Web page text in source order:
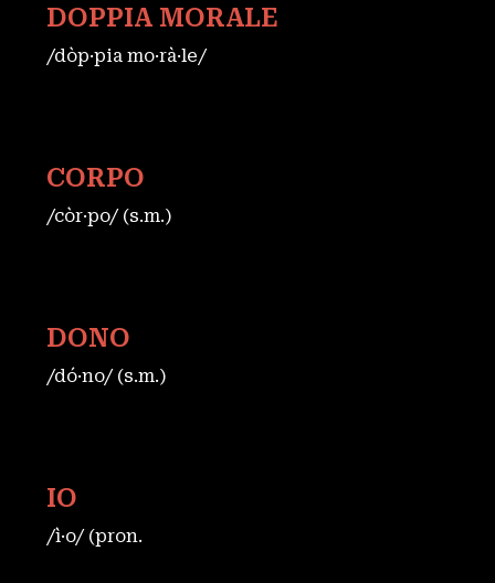
DOPPIA MORALE
/dòp·pia mo·rà·le/
CORPO
/còr·po/ (s.m.)
DONO
/dó·no/ (s.m.)
IO
/ì·o/ (pron.